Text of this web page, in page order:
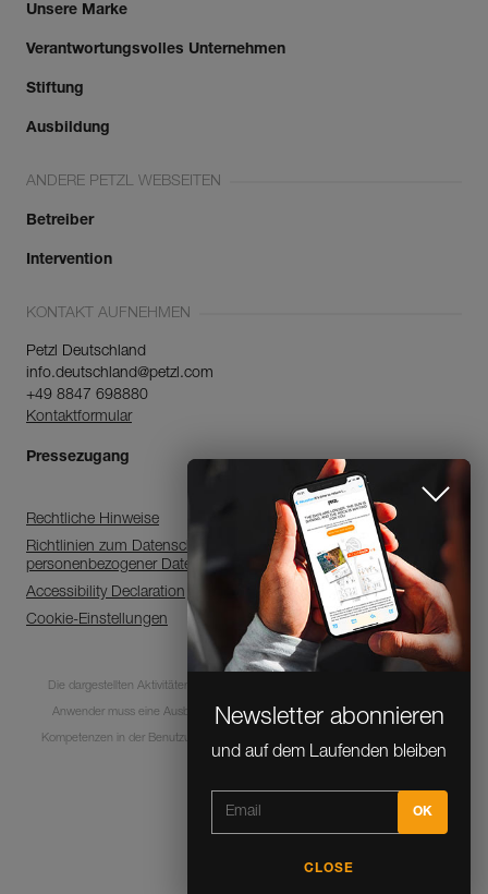
Newsletter abonnieren
und auf dem Laufenden bleiben
CLOSE
Unsere Marke
Verantwortungsvolles Unternehmen
Stiftung
Ausbildung
ANDERE PETZL WEBSEITEN
Betreiber
Intervention
KONTAKT AUFNEHMEN
Petzl Deutschland
info.deutschland@petzl.com
+49 8847 698880
Kontaktformular
Pressezugang
Rechtliche Hinweise
Richtlinien zum Datenschutz, zur Verarbeitung
personenbezogener Daten
Accessibility Declaration
Cookie-Einstellungen
Die dargestellten Aktivitäten sind mit Risiken und Gefahren verbunden. Jeder
Anwender muss eine Ausbildung absolviert haben und über entsprechende
Kompetenzen in der Benutzung der Ausrüstung bei diesen Aktivitäten verfügen.
© 1995-2026 Petzl